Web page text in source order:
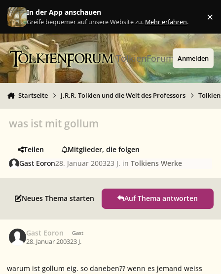
Zu Inhalt springen
In der App anschauen
Greife bequemer auf unsere Website zu. Mehr erfahren. ×
TolkienForum Anmelden
Startseite J.R.R. Tolkien und die Welt des Professors
was ist mit gollum
Teilen
Mitglieder, die folgen
Gast Eoron28. Januar 200323 J. inTolkiens Werke
Neues Thema starten Auf Thema antworten
Gast Eoron Gast
28. Januar 200323 J.
warum ist gollum eig. so daneben?? wenn es jemand weiss